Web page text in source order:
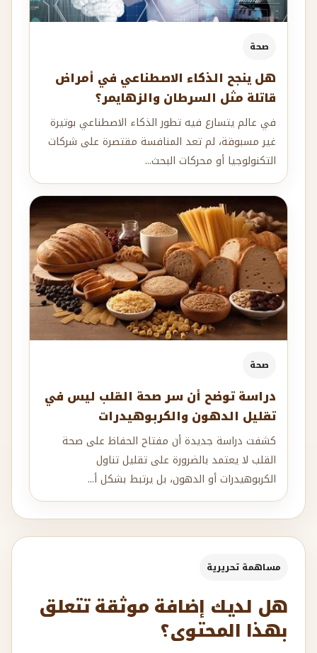
صحة
هل ينجح الذكاء الاصطناعي في أمراض
قاتلة مثل السرطان والزهايمر؟
في عالم يتسارع فيه تطور الذكاء الاصطناعي بوتيرة
غير مسبوقة، لم تعد المنافسة مقتصرة على شركات
التكنولوجيا أو محركات البحث...
صحة
دراسة توضح أن سر صحة القلب ليس في
تقليل الدهون والكربوهيدرات
كشفت دراسة جديدة أن مفتاح الحفاظ على صحة
القلب لا يعتمد بالضرورة على تقليل تناول
الكربوهيدرات أو الدهون، بل يرتبط بشكل أ...
مساهمة تحريرية
هل لديك إضافة موثقة تتعلق
بهذا المحتوى؟